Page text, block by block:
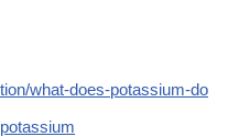
what-does-potassium-do